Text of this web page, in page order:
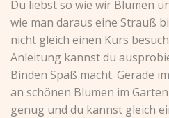
Du liebst so wie wir Blumen
wie man daraus eine Strauß
nicht gleich einen Kurs
Anleitung kannst du
Binden Spaß macht. Gerade
an schönen Blumen im
genug und du kannst gleich